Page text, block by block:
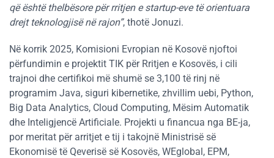
që është thelbësore për rritjen e startup-eve të orientuara
drejt teknologjisë në rajon”, thotë Jonuzi.
Në korrik 2025, Komisioni Evropian në Kosovë njoftoi
përfundimin e projektit TIK për Rritjen e Kosovës, i cili
trajnoi dhe certifikoi më shumë se 3,100 të rinj në
programim Java, siguri kibernetike, zhvillim uebi, Python,
Big Data Analytics, Cloud Computing, Mësim Automatik
dhe Inteligjencë Artificiale. Projekti u financua nga BE-ja,
por meritat për arritjet e tij i takojnë Ministrisë së
Ekonomisë të Qeverisë së Kosovës, WEglobal, EPM,